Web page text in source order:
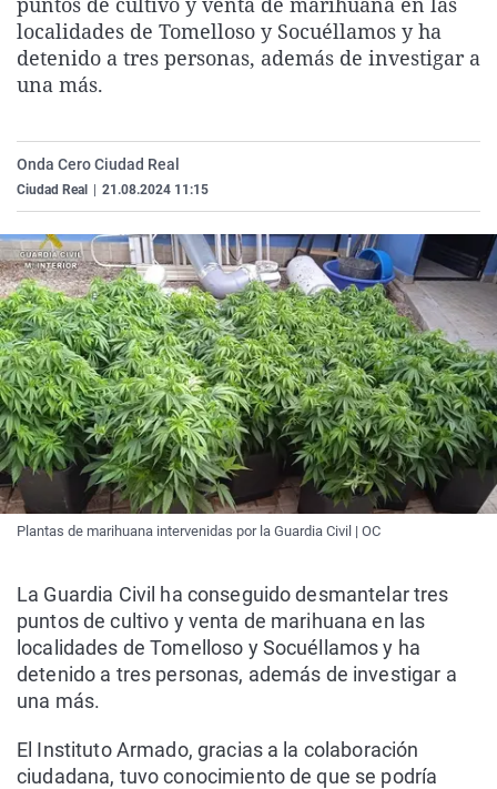
La rosa de los vientos
Gente viajera
Caso
Retornados
Extremadura
Galicia
Virales
Televisión
localidades de Tomelloso y Socuéllamos y ha
detenido a tres personas, además de investigar a
una más.
Onda Cero Ciudad Real
Ciudad Real 21.08.2024 11:15
Plantas de marihuana intervenidas por la Guardia Civil | OC
La Guardia Civil ha conseguido desmantelar tres
puntos de cultivo y venta de marihuana en las
localidades de Tomelloso y Socuéllamos y ha
detenido a tres personas, además de investigar a
una más.
El Instituto Armado, gracias a la colaboración
ciudadana, tuvo conocimiento de que se podría